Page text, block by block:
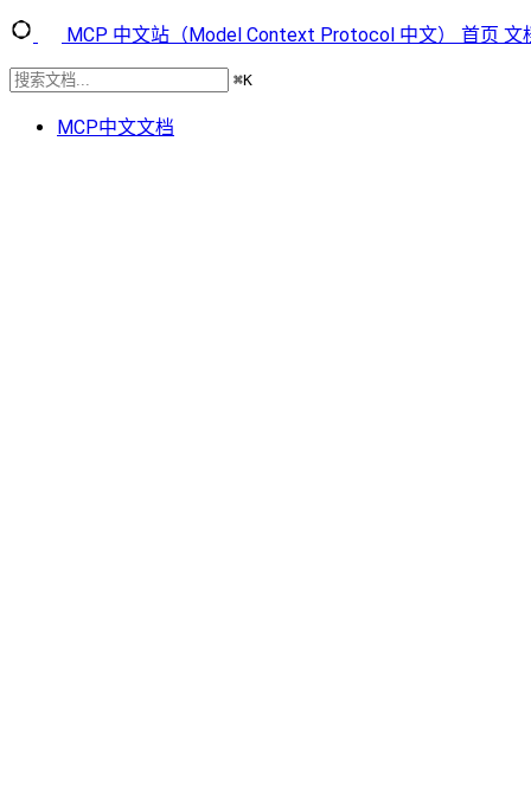
MCP 中文站（Model Context Protocol 中文） 首页 文
⌘K
MCP中文文档